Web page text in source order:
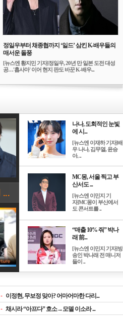
정일우부터 채종협까지 ‘일드’ 삼킨 K-배우들의
매서운 돌풍
[뉴스엔 황지민 기자]정일우, 20년 만 일본 도전 대성
공…'횹사마' 이어 현지 판도 바꾼 K-배우...
나나, 도회적인 눈빛
에 시...
[뉴스엔 이재하 기자]배
우 나나, 김무열, 윤승
아, ..
MC몽, 서울 찍고 부
산서도 ...
[뉴스엔 이민지 기
자]MC몽이 부산에서
도 콘서트를 ..
“매출 10% 줘” 박나
래 前...
[뉴스엔 이민지 기자]방
송인 박나래 전 매니저
들이 ..
- 이정현, 무보정 맞아? 어마어마한 다리...
- 채시라 “아프다” 호소→모델 이소라 ...